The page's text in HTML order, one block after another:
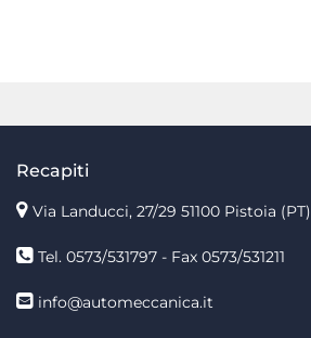
Recapiti
Via Landucci, 27/29 51100 Pistoia (PT)
Tel. 0573/531797 - Fax 0573/531211
info@automeccanica.it